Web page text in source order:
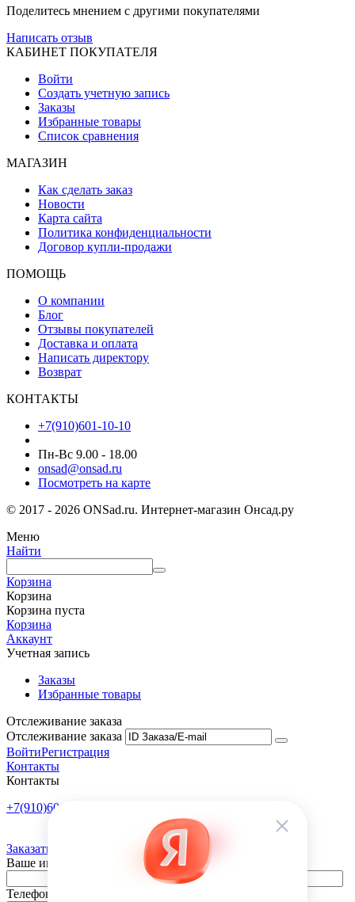
Поделитесь мнением с другими покупателями
Написать отзыв
КАБИНЕТ ПОКУПАТЕЛЯ
Войти
Создать учетную запись
Заказы
Избранные товары
Список сравнения
МАГАЗИН
Как сделать заказ
Новости
Карта сайта
Политика конфиденциальности
Договор купли-продажи
ПОМОЩЬ
О компании
Блог
Отзывы покупателей
Доставка и оплата
Написать директору
Возврат
КОНТАКТЫ
+7(910)601-10-10
Пн-Вс 9.00 - 18.00
onsad@onsad.ru
Посмотреть на карте
© 2017 - 2026 ONSad.ru. Интернет-магазин Онсад.ру
Меню
Найти
Корзина
Корзина
Корзина пуста
Корзина
Аккаунт
Учетная запись
Заказы
Избранные товары
Отслеживание заказа
Отслеживание заказа
ВойтиРегистрация
Контакты
Контакты
+7(910)601-10-10
Заказать обратный звонок
Ваше имя
Телефон